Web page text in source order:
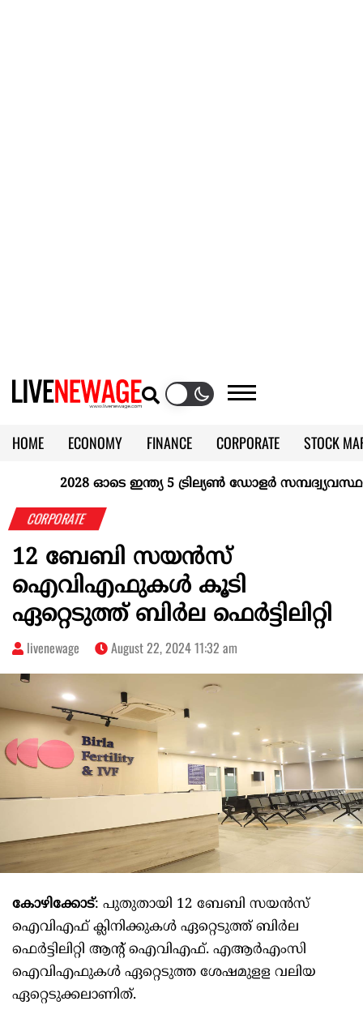
HOME ECONOMY FINANCE CORPORATE
STOCK
CALENDAR
KERALA @70
2028 ഓടെ ഇന്ത്യ 5 ട്രില്യണ്‍ ഡോളര്‍
CORPORATE
12 ബേബി സയന്‍സ്
ഐവിഎഫുകള്‍ കൂടി
ഏറ്റെടുത്ത് ബിര്‍ല ഫെര്‍ട്ടിലിറ്റി
livenewage August 22, 2024 11:32 am
കോഴിക്കോട്: പുതുതായി 12 ബേബി സയന്‍സ്
ഐവിഎഫ് ക്ലിനിക്കുകള്‍ ഏറ്റെടുത്ത് ബിര്‍ല
ഫെര്‍ട്ടിലിറ്റി ആന്റ് ഐവിഎഫ്. എആര്‍എംസി
ഐവിഎഫുകള്‍ ഏറ്റെടുത്ത ശേഷമുളള വലിയ
ഏറ്റെടുക്കലാണിത്.